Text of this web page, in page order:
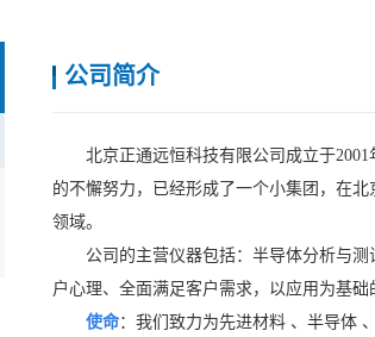
公司简介
北京正通远恒科技有限公司成立于
的不懈努力，已经形成了一个小集团，在
领域。
公司的主营仪器包括：半导体分析与
户心理、全面满足客户需求，以应用为基
使命：我们致力为先进材料 、半导体